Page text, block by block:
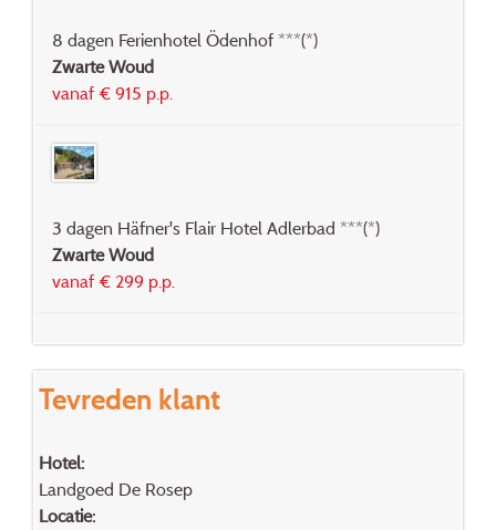
8 dagen Ferienhotel Ödenhof ***(*)
Zwarte Woud
vanaf € 915 p.p.
3 dagen Häfner's Flair Hotel Adlerbad ***(*)
Zwarte Woud
vanaf € 299 p.p.
Tevreden klant
Hotel:
Landgoed De Rosep
Locatie: